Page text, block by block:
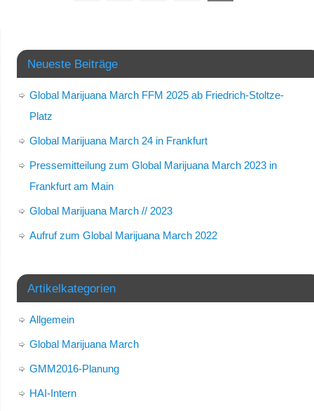
Neueste Beiträge
Global Marijuana March FFM 2025 ab Friedrich-Stoltze-
Platz
Global Marijuana March 24 in Frankfurt
Pressemitteilung zum Global Marijuana March 2023 in
Frankfurt am Main
Global Marijuana March // 2023
Aufruf zum Global Marijuana March 2022
Artikelkategorien
Allgemein
Global Marijuana March
GMM2016-Planung
HAI-Intern